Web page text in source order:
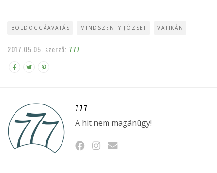
BOLDOGGÁAVATÁS MINDSZENTY JÓZSEF VATIKÁN
2017.05.05. szerző: 777
777
A hit nem magánügy!